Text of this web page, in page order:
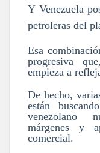
Y Venezuela
petroleras del
Esa
progresiva
empieza a
De hecho,
están
venezolano
márgenes y
comercial.